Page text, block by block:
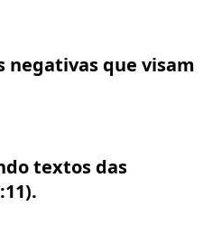
negativas que visam
textos das